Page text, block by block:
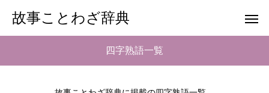
故事ことわざ辞典
四字熟語一覧